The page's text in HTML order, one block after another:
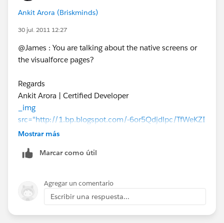
Ankit Arora (Briskminds)
30 jul. 2011 12:27
@James : You are talking about the native screens or
the visualforce pages?
Regards
Ankit Arora | Certified Developer
_img
src="http://1.bp.blogspot.com/-6or5Qdjdlpc/TfWeKZI
Q9fI/AAAAAAAAADY/QJOxPzAaUt0/s170/Ankit-
_zrHcu18xjM/TfWeOWM2vAI/AAAAAAAAADg/IwJ3z
src="http://1.bp.blogspot.com/-ycM-
M1F5peQ/TfWfPIx9dTI/AAAAAAAAAEA/5vmr179iJQ
A/s170/linkedin_logo.png" /_ _img
src="http://1.bp.blogspot.com/-
Mostrar más
Marcar como útil
Agregar un comentario
Escribir una respuesta...